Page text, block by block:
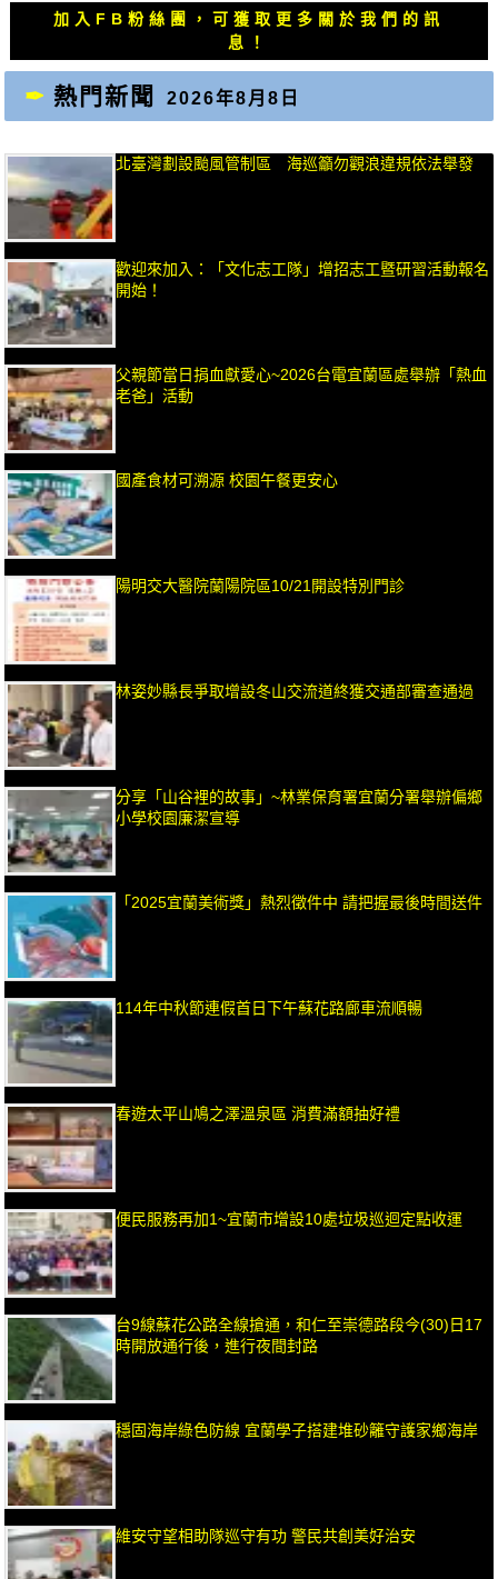
加入FB粉絲團，可獲取更多關於我們的訊
息！
熱門新聞 2026年8月8日
北臺灣劃設颱風管制區 海巡籲勿觀浪違規依法舉發
歡迎來加入：「文化志工隊」增招志工暨研習活動報名
開始！
父親節當日捐血獻愛心~2026台電宜蘭區處舉辦「熱血
老爸」活動
國產食材可溯源 校園午餐更安心
陽明交大醫院蘭陽院區10/21開設特別門診
林姿妙縣長爭取增設冬山交流道終獲交通部審查通過
分享「山谷裡的故事」~林業保育署宜蘭分署舉辦偏鄉
小學校園廉潔宣導
「2025宜蘭美術獎」熱烈徵件中 請把握最後時間送件
114年中秋節連假首日下午蘇花路廊車流順暢
春遊太平山鳩之澤溫泉區 消費滿額抽好禮
便民服務再加1~宜蘭市增設10處垃圾巡迴定點收運
台9線蘇花公路全線搶通，和仁至崇德路段今(30)日17
時開放通行後，進行夜間封路
穩固海岸綠色防線 宜蘭學子搭建堆砂籬守護家鄉海岸
維安守望相助隊巡守有功 警民共創美好治安